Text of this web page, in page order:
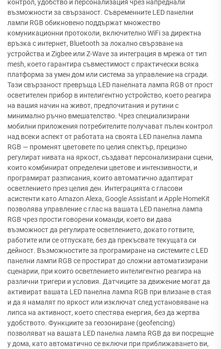
контрол, удобство и персонализация чрез напреднали
възможности за свързаност. Съвременните LED панелни
лампи RGB обикновено поддържат множество
комуникационни протоколи, включително WiFi за директна
връзка с интернет, Bluetooth за локално свързване на
устройства и Zigbee или Z-Wave за интеграция в мрежа от тип
mesh, което гарантира съвместимост с практически всяка
платформа за умен дом или система за управление на сгради.
Тази свързаност превръща LED панелната лампа RGB от прост
осветителен прибор в интелигентно устройство, което реагира
на вашия начин на живот, предпочитания и рутини с
минимално ръчно вмешателство. Чрез специализирани
мобилни приложения потребителите получават пълен контрол
над всеки аспект от работата на своята LED панелна лампа
RGB — променят цветовете по целия спектър, прецизно
регулират нивата на яркост, създават персонализирани сцени,
които комбинират определени цветове и интензивности, и
програмират разписания, които автоматично адаптират
осветлението през целия ден. Интеграцията с гласови
асистенти като Amazon Alexa, Google Assistant и Apple HomeKit
позволява управление с глас на вашата LED панелна лампа
RGB чрез прости говорени команди, което ви дава
възможност да регулирате осветлението, докато готвите,
работите или се отпускате, без да прекъсвате текущата си
дейност. Възможностите за програмиране на системите с LED
панелни лампи RGB се простират до сложни автоматизирани
сценарии, при които осветлението интелигентно реагира на
различни тригери и условия. Датчиците за движение могат да
активират вашата LED панелна лампа RGB при влизане в стая
и да я намалят по яркост или изключат след установяване на
липса на активност, което спестява енергия, без да жертва
удобството. Функциите за геозониране (geofencing)
позволяват на вашата LED панелна лампа RGB да ви посрещне
у дома, като автоматично се включи при приближаването ви,